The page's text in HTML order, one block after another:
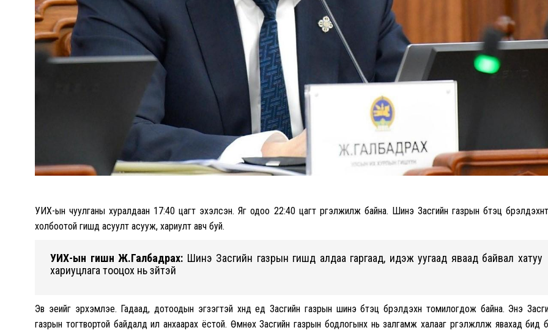
УИХ-ын чуулганы хуралдаан 17:40 цагт эхэлсэн. Яг одоо 22:40 цагт үргэлжилж байна. Шинэ Засгийн газрын бүтэц
холбоотой гишүүд асуулт асууж, хариулт авч буй.
УИХ-ын гишүүн Ж.Галбадрах: Шинэ Засгийн газрын гишүүд алдаа гаргаад, идэж уугаад яваад байвал хатуу
хариуцлага тооцох нь зүйтэй
Эв эеийг эрхэмлэе. Гадаад, дотоодын эгзэгтэй хүнд үед Засгийн газрын шинэ бүтэц бүрэлдэхүүн томилогдож байна. Энэ
газрын тогтвортой байдалд илүү анхаарах ёстой. Өмнөх Засгийн газрын бодлогынх нь залгамж халааг үргэлжлүүлж явахад бид